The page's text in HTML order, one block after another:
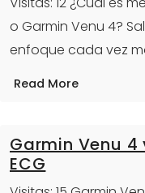
o Garmin Venu 4?
enfoque cada vez
Read More
Garmin Venu 4
ECG